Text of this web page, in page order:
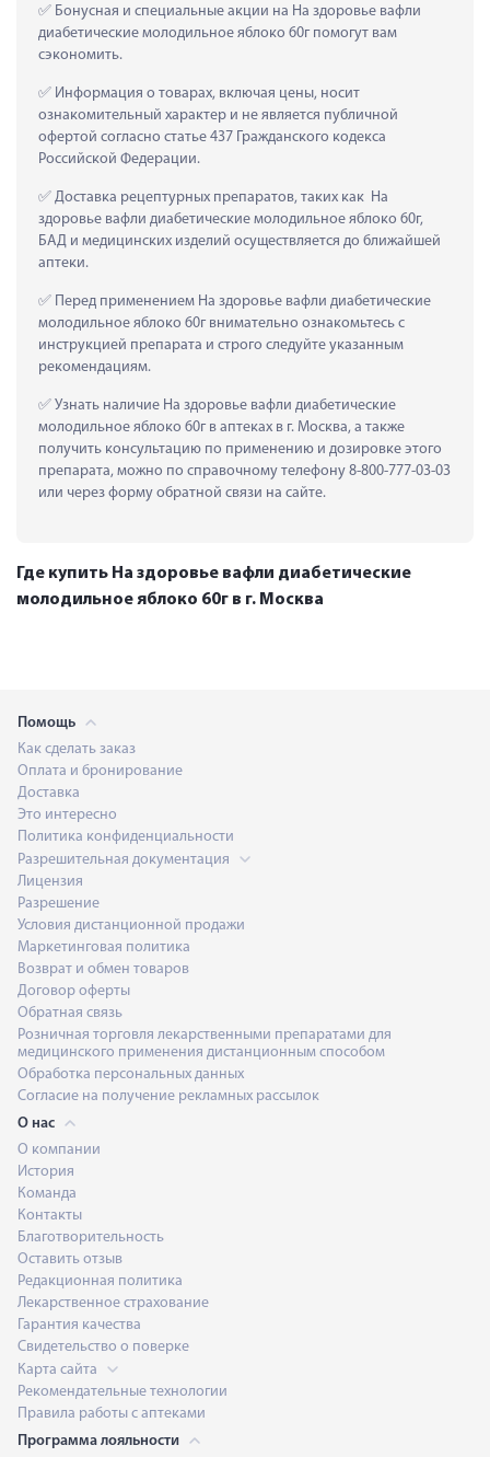
Бонусная и специальные акции на На здоровье вафли
диабетические молодильное яблоко 60г помогут вам
сэкономить.
Информация о товарах, включая цены, носит
ознакомительный характер и не является публичной
офертой согласно статье 437 Гражданского кодекса
Российской Федерации.
Доставка рецептурных препаратов, таких как  На
здоровье вафли диабетические молодильное яблоко 60г,
БАД и медицинских изделий осуществляется до ближайшей
аптеки.
Перед применением На здоровье вафли диабетические
молодильное яблоко 60г внимательно ознакомьтесь с
инструкцией препарата и строго следуйте указанным
рекомендациям.
Узнать наличие На здоровье вафли диабетические
молодильное яблоко 60г в аптеках в г. Москва, а также
получить консультацию по применению и дозировке этого
препарата, можно по справочному телефону 8-800-777-03-03
или через форму обратной связи на сайте.
Где купить На здоровье вафли диабетические
молодильное яблоко 60г в г. Москва
Помощь
Как сделать заказ
Оплата и бронирование
Доставка
Это интересно
Политика конфиденциальности
Разрешительная документация
Лицензия
Разрешение
Условия дистанционной продажи
Маркетинговая политика
Возврат и обмен товаров
Договор оферты
Обратная связь
Розничная торговля лекарственными препаратами для
медицинского применения дистанционным способом
Обработка персональных данных
Согласие на получение рекламных рассылок
О нас
О компании
История
Команда
Контакты
Благотворительность
Оставить отзыв
Редакционная политика
Лекарственное страхование
Гарантия качества
Свидетельство о поверке
Карта сайта
Рекомендательные технологии
Правила работы с аптеками
Программа лояльности